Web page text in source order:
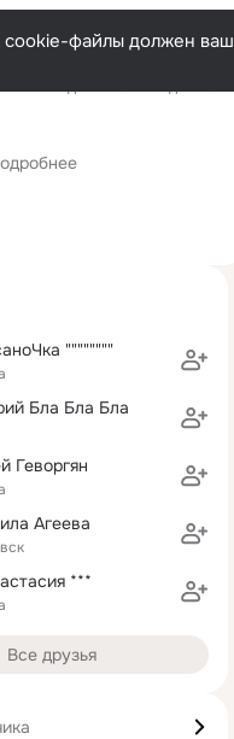
cookie-файлы должен ваш
""""""""
Бла Бла Бла
Геворгян
Агеева
***
Все друзья